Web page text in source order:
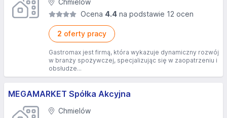
Chmielów
Ocena 4.4 na podstawie 12 ocen
2 oferty pracy
Gastromax jest firmą, która wykazuje dynamiczny rozwój
w branży spożywczej, specjalizując się w zaopatrzeniu i
obsłudze...
MEGAMARKET Spółka Akcyjna
Chmielów